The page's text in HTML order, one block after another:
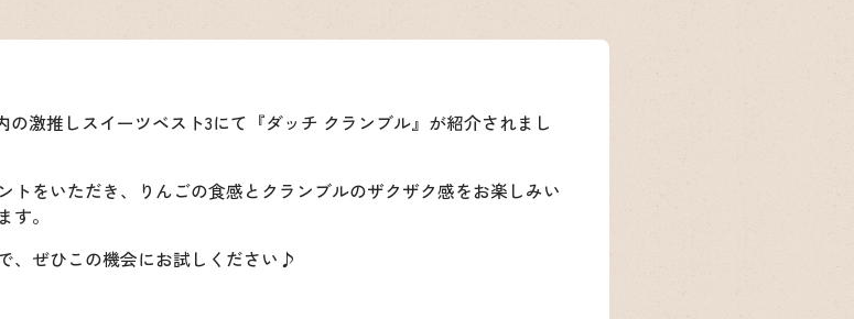
の激推しスイーツベスト3にて『ダッチ クランブル』が紹介されまし
トをいただき、りんごの食感とクランブルのザクザク感をお楽しみい
。
、ぜひこの機会にお試しください♪